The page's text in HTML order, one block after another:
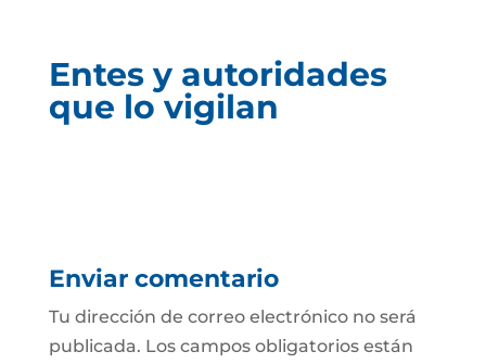
Entes y autoridades
que lo vigilan
Enviar comentario
Tu dirección de correo electrónico no será
publicada. Los campos obligatorios están